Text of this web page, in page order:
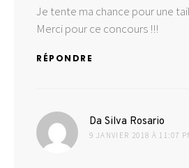
Je tente ma chance pour une
Merci pour ce concours !!!
RÉPONDRE
Da Silva Rosario
9 JANVIER 2018 À 11:07